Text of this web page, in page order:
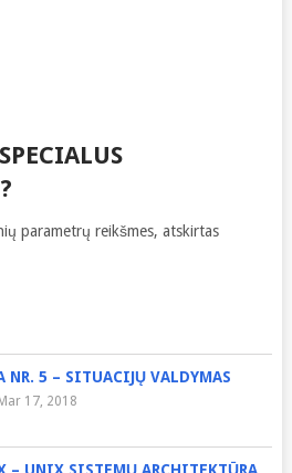
parametrų reikšmes, atskirtas
NR. 5 – SITUACIJŲ VALDYMAS
17, 2018
– UNIX SISTEMŲ ARCHITEKTŪRA